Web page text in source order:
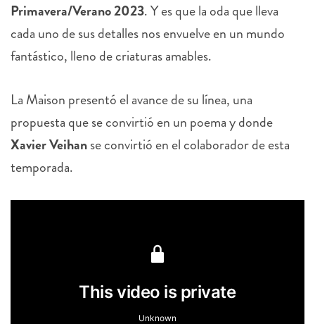
Primavera/Verano 2023. Y es que la oda que lleva
cada uno de sus detalles nos envuelve en un mundo
fantástico, lleno de criaturas amables.
La Maison presentó el avance de su línea, una
propuesta que se convirtió en un poema y donde
Xavier Veihanse convirtió en el colaborador de esta
temporada.